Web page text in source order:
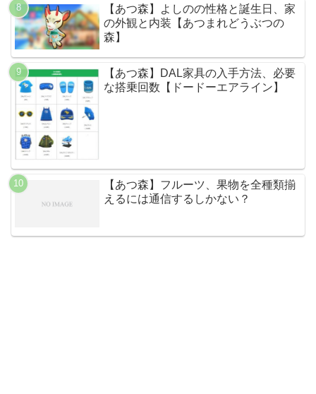
【あつ森】よしのの性格と誕生日、家
の外観と内装【あつまれどうぶつの
森】
【あつ森】DAL家具の入手方法、必要
な搭乗回数【ドードーエアライン】
【あつ森】フルーツ、果物を全種類揃
えるには通信するしかない？